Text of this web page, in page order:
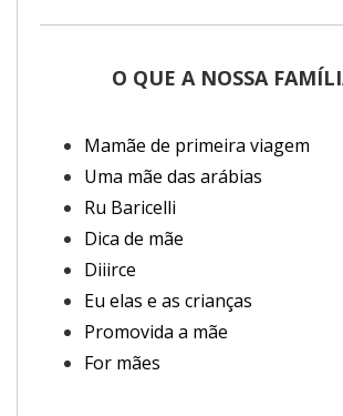
O QUE A NOSSA
Mamãe de primeira viagem
Uma mãe das arábias
Ru Baricelli
Dica de mãe
Diiirce
Eu elas e as crianças
Promovida a mãe
For mães